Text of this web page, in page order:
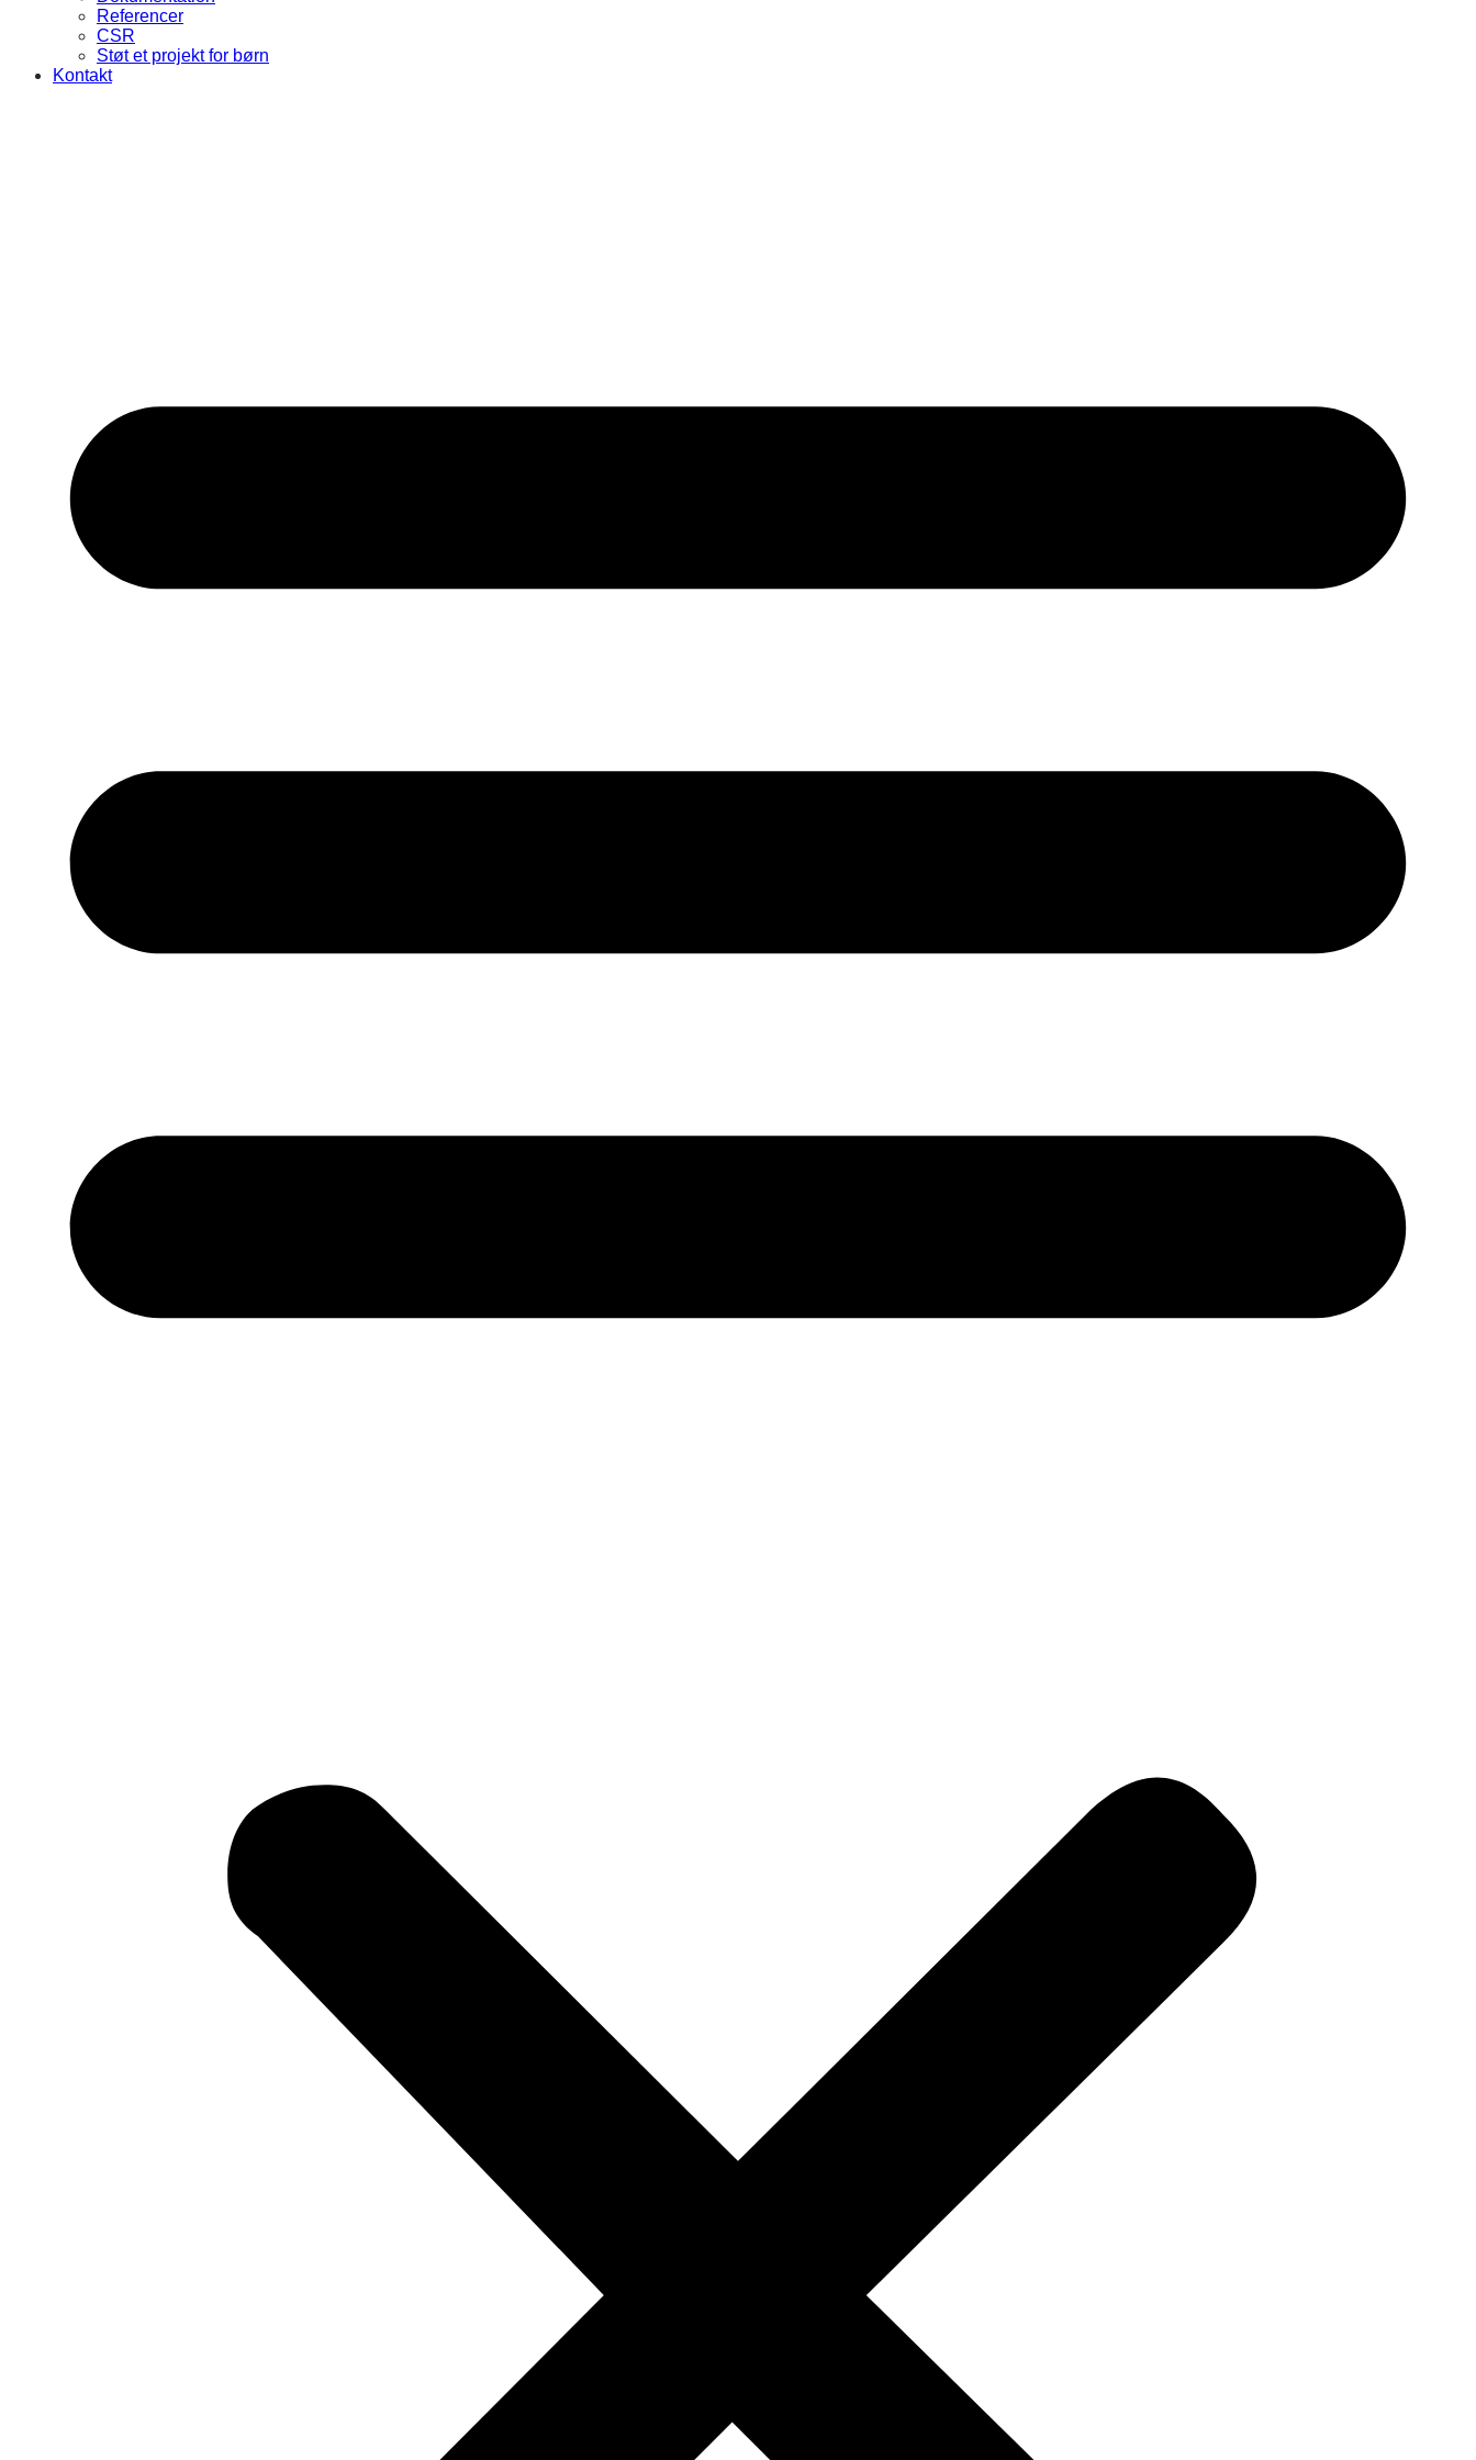
Referencer
CSR
Støt et projekt for børn
Kontakt